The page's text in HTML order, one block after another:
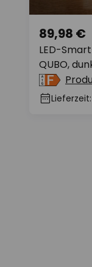
LED-
QUBO,
RGB CCT
89,98 €